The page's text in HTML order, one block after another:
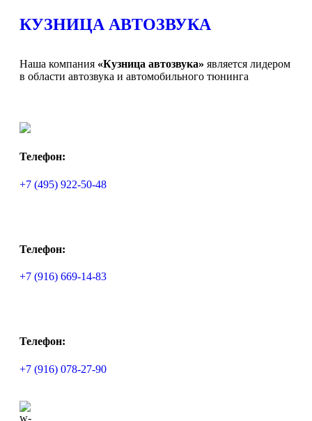
КУЗНИЦА АВТОЗВУКА
Наша компания «Кузница автозвука» является лидером
в области автозвука и автомобильного тюнинга
Телефон:
+7 (495) 922-50-48
Телефон:
+7 (916) 669-14-83
Телефон:
+7 (916) 078-27-90